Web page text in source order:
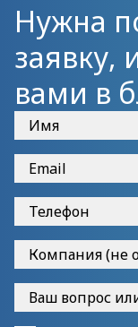
Нужна
заявку,
вами в